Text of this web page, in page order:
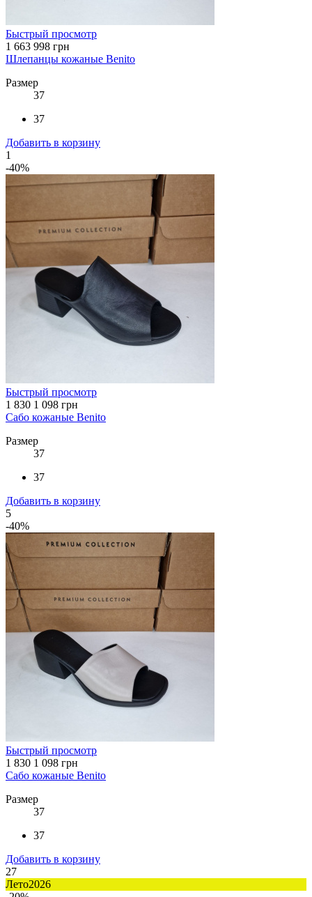
Быстрый просмотр
1 663 998 грн
Шлепанцы кожаные Benito
Размер
37
37
Добавить в корзину
1
-40%
Быстрый просмотр
1 830 1 098 грн
Сабо кожаные Benito
Размер
37
37
Добавить в корзину
5
-40%
Быстрый просмотр
1 830 1 098 грн
Сабо кожаные Benito
Размер
37
37
Добавить в корзину
27
Лето2026